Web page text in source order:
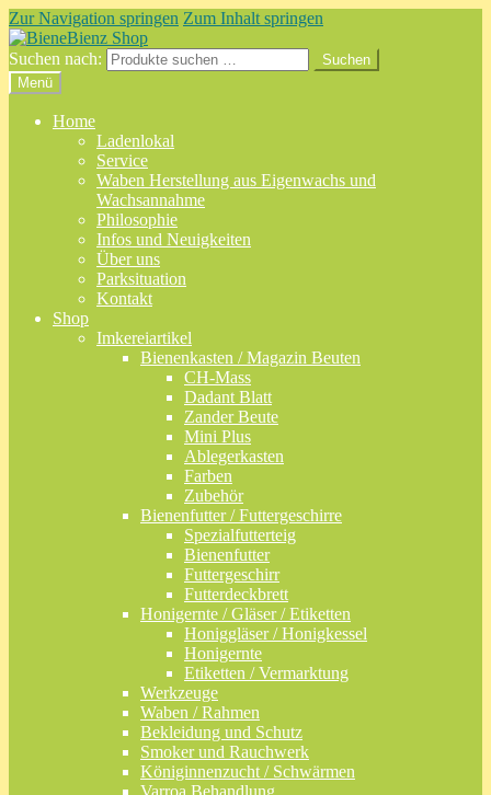
Zur Navigation springen Zum Inhalt springen
Suchen nach:
Suchen
Menü
Home
Ladenlokal
Service
Waben Herstellung aus Eigenwachs und
Wachsannahme
Philosophie
Infos und Neuigkeiten
Über uns
Parksituation
Kontakt
Shop
Imkereiartikel
Bienenkasten / Magazin Beuten
CH-Mass
Dadant Blatt
Zander Beute
Mini Plus
Ablegerkasten
Farben
Zubehör
Bienenfutter / Futtergeschirre
Spezialfutterteig
Bienenfutter
Futtergeschirr
Futterdeckbrett
Honigernte / Gläser / Etiketten
Honiggläser / Honigkessel
Honigernte
Etiketten / Vermarktung
Werkzeuge
Waben / Rahmen
Bekleidung und Schutz
Smoker und Rauchwerk
Königinnenzucht / Schwärmen
Varroa Behandlung